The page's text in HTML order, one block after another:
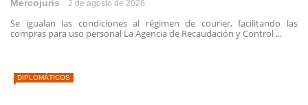
Mercojuris 2 de agosto de 2026
Se igualan las condiciones al régimen de courier, facilitando las
compras para uso personal La Agencia de Recaudación y Control ...
DIPLOMÁTICOS